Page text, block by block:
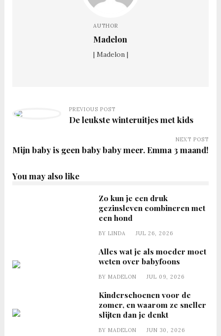
AUTHOR
Madelon
| Madelon |
PREVIOUS POST
De leukste winteruitjes met kids
NEXT POST
Mijn baby is geen baby baby meer. Emma 3 maand!
You may also like
Zo kun je een druk
gezinsleven combineren met
een hond
BYLINDA JUL 26, 2026
Alles wat je als moeder moet
weten over babyfoons
BYMADELON JUL 09, 2026
Kinderschoenen voor de
zomer, en waarom ze sneller
slijten dan je denkt
BYMADELON JUN 30, 2026